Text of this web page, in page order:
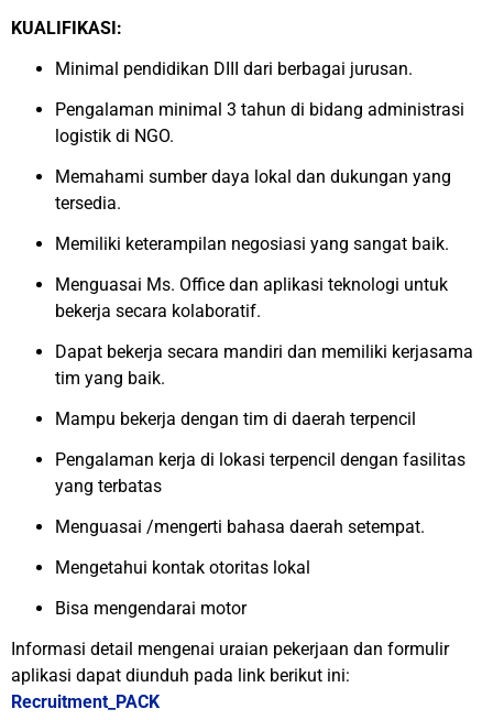
KUALIFIKASI:
Minimal pendidikan DIII dari berbagai jurusan.
Pengalaman minimal 3 tahun di bidang administrasi
logistik di NGO.
Memahami sumber daya lokal dan dukungan yang
tersedia.
Memiliki keterampilan negosiasi yang sangat baik.
Menguasai Ms. Office dan aplikasi teknologi untuk
bekerja secara kolaboratif.
Dapat bekerja secara mandiri dan memiliki kerjasama
tim yang baik.
Mampu bekerja dengan tim di daerah terpencil
Pengalaman kerja di lokasi terpencil dengan fasilitas
yang terbatas
Menguasai /mengerti bahasa daerah setempat.
Mengetahui kontak otoritas lokal
Bisa mengendarai motor
Informasi detail mengenai uraian pekerjaan dan formulir
aplikasi dapat diunduh pada link berikut ini:
Recruitment_PACK